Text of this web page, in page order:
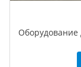
Оборудование